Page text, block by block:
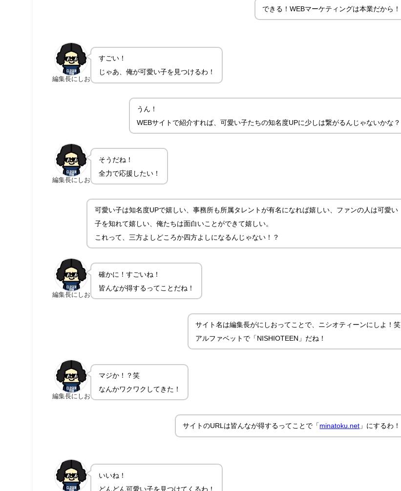
できる！WEBマーケティングは本業だから！
編集長にしお
すごい！
じゃあ、俺が可愛い子を見つけるわ！
うん！
WEBサイトで紹介すれば、可愛い子たちの知名度UPに少しは繋がるんじゃないかな？
編集長にしお
そうだね！
全力で応援したい！
可愛い子は知名度UPで嬉しい、事務所も所属タレントが有名になれば嬉しい、ファンの人は可愛い
子を知れて嬉しい、俺たちは面白いことができて嬉しい。
これって、三方よしどころか四方よしになるんじゃない！？
編集長にしお
確かに！すごいね！
皆んなが得するってことだね！
サイト名は編集長がにしおってことで、ニシオティーンにしよ！笑
アルファベットで「NISHIOTEEN」だね！
編集長にしお
マジか！？笑
なんかワクワクしてきた！
サイトのURLは皆んなが得するってことで「 minatoku.net 」にするわ！
いいね！
どんどん可愛い子を見つけてくるわ！